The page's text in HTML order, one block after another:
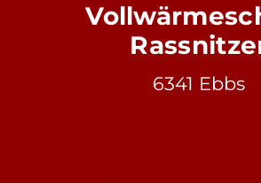
6341 Ebbs